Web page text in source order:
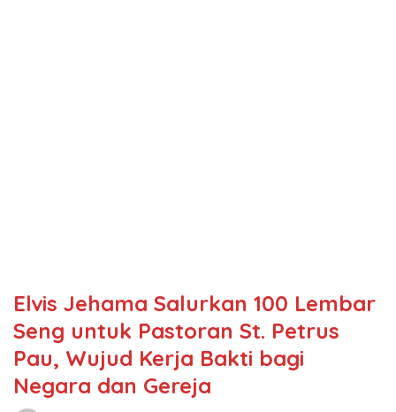
Elvis Jehama Salurkan 100 Lembar
Seng untuk Pastoran St. Petrus
Pau, Wujud Kerja Bakti bagi
Negara dan Gereja